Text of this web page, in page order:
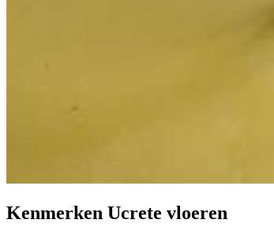
Kenmerken Ucrete vloeren